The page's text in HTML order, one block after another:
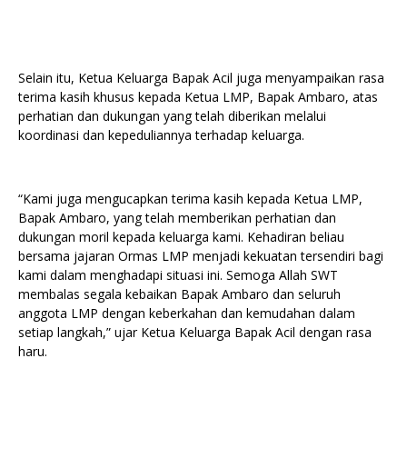
Selain itu, Ketua Keluarga Bapak Acil juga menyampaikan rasa
terima kasih khusus kepada Ketua LMP, Bapak Ambaro, atas
perhatian dan dukungan yang telah diberikan melalui
koordinasi dan kepeduliannya terhadap keluarga.
“Kami juga mengucapkan terima kasih kepada Ketua LMP,
Bapak Ambaro, yang telah memberikan perhatian dan
dukungan moril kepada keluarga kami. Kehadiran beliau
bersama jajaran Ormas LMP menjadi kekuatan tersendiri bagi
kami dalam menghadapi situasi ini. Semoga Allah SWT
membalas segala kebaikan Bapak Ambaro dan seluruh
anggota LMP dengan keberkahan dan kemudahan dalam
setiap langkah,” ujar Ketua Keluarga Bapak Acil dengan rasa
haru.